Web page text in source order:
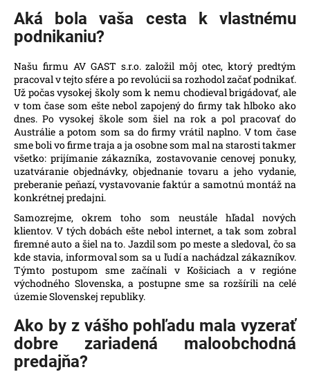
Aká bola vaša cesta k vlastnému
podnikaniu?
Našu firmu AV GAST s.r.o. založil môj otec, ktorý predtým
pracoval v tejto sfére a po revolúcii sa rozhodol začať podnikať.
Už počas vysokej školy som k nemu chodieval brigádovať, ale
v tom čase som ešte nebol zapojený do firmy tak hlboko ako
dnes. Po vysokej škole som šiel na rok a pol pracovať do
Austrálie a potom som sa do firmy vrátil naplno. V tom čase
sme boli vo firme traja a ja osobne som mal na starosti takmer
všetko: prijímanie zákazníka, zostavovanie cenovej ponuky,
uzatváranie objednávky, objednanie tovaru a jeho vydanie,
preberanie peňazí, vystavovanie faktúr a samotnú montáž na
konkrétnej predajni.
Samozrejme, okrem toho som neustále hľadal nových
klientov. V tých dobách ešte nebol internet, a tak som zobral
firemné auto a šiel na to. Jazdil som po meste a sledoval, čo sa
kde stavia, informoval som sa u ľudí a nachádzal zákazníkov.
Týmto postupom sme začínali v Košiciach a v regióne
východného Slovenska, a postupne sme sa rozšírili na celé
územie Slovenskej republiky.
Ako by z vášho pohľadu mala vyzerať
dobre zariadená maloobchodná
predajňa?
d
p
o
r
ú
č
a
m
e